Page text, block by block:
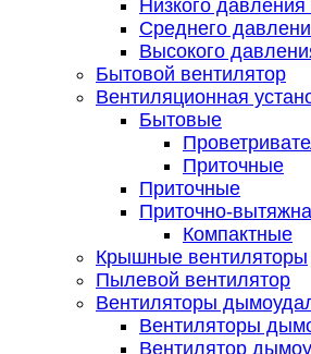
Низкого давления
Среднего
Высокого
Бытовой вентилятор
Вентиляционная
Бытовые
Приточные
Приточные
Приточно-
Компактные
Крышные вентиляторы
Пылевой вентилятор
Вентиляторы
Вентиляторы
Вентилятор